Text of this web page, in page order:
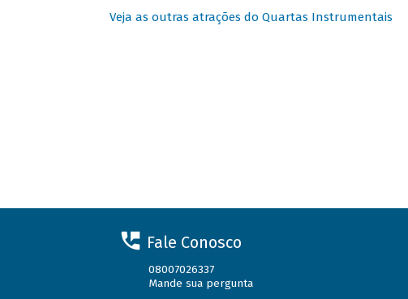
Veja as outras atrações do Quartas Instrumentais
Fale Conosco
08007026337
Mande sua pergunta